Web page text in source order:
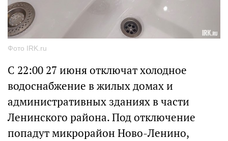
Фото IRK.ru
С 22:00 27 июня отключат холодное
водоснабжение в жилых домах и
административных зданиях в части
Ленинского района. Под отключение
попадут микрорайон Ново-Ленино,